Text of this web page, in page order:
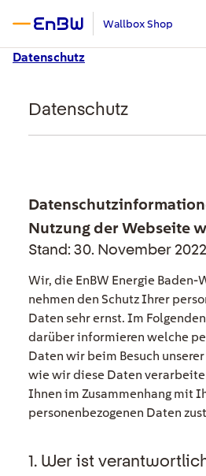
Zum Hauptinhalt springen
Wallbox Shop
Datenschutz
Datenschutz
Nutzung der Webseite
Stand: 30. November 2022
Wir, die EnBW Energie Baden-
nehmen den Schutz Ihrer
Daten sehr ernst. Im
darüber informieren welche
Daten wir beim Besuch
wie wir diese Daten
Ihnen im Zusammenhang mit
personenbezogenen Daten
1. Wer ist